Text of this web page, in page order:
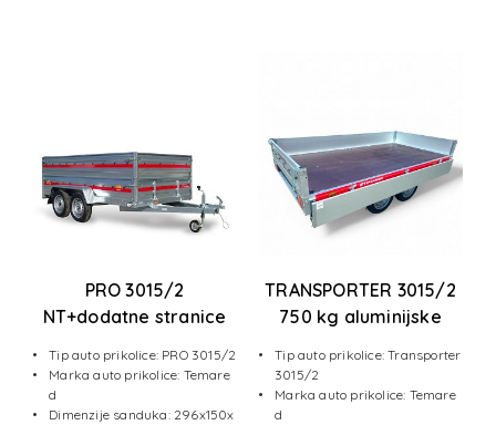
PRO 3015/2
NT+dodatne stranice
Tip auto prikolice: PRO 3015/2
Marka auto prikolice: Temare
d
Dimenzije sanduka: 296x150x
TRANSPORTER 3015/2
750 kg aluminijske
Tip auto prikolice: Transporter
3015/2
Marka auto prikolice: Temare
d